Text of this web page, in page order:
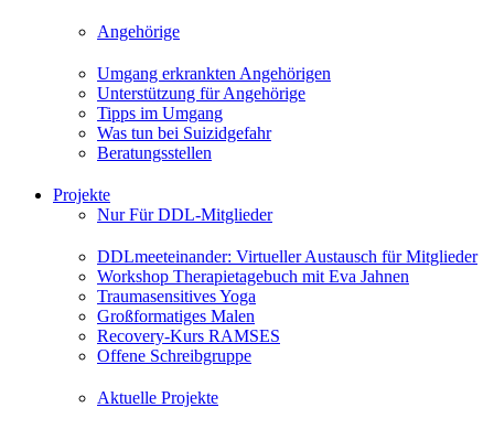
Angehörige
Umgang erkrankten Angehörigen
Unterstützung für Angehörige
Tipps im Umgang
Was tun bei Suizidgefahr
Beratungsstellen
Projekte
Nur Für DDL-Mitglieder
DDLmeeteinander: Virtueller Austausch für Mitglieder
Workshop Therapietagebuch mit Eva Jahnen
Traumasensitives Yoga
Großformatiges Malen
Recovery-Kurs RAMSES
Offene Schreibgruppe
Aktuelle Projekte